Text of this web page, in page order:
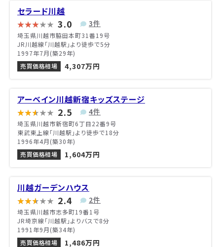
セラード川越
3.0 3件
埼玉県川越市脇田本町31番19号
JR川越線「川越駅」より徒歩で5分
1997年7月(築29年)
売買価格相場
4,307万円
アーベイン川越新宿キッズステージ
2.5 4件
埼玉県川越市新宿町6丁目22番9号
東武東上線「川越駅」より徒歩で18分
1996年4月(築30年)
売買価格相場
1,604万円
川越ガーデンハウス
2.4 2件
埼玉県川越市志多町19番1号
JR埼京線「川越駅」よりバスで8分
1991年9月(築34年)
売買価格相場
1,486万円